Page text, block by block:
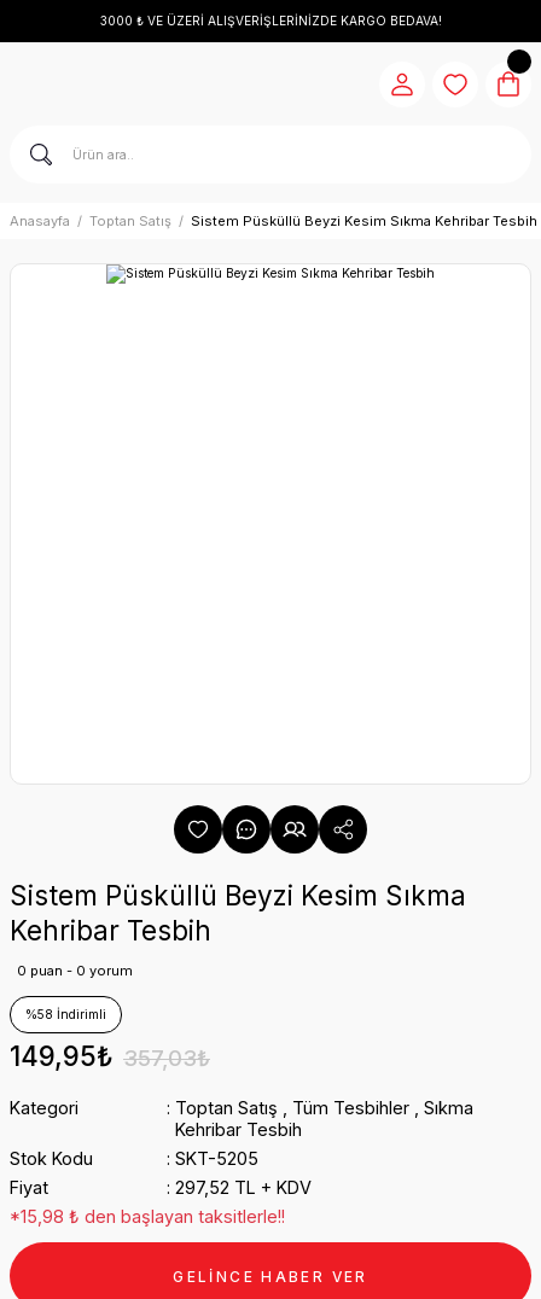
3000 ₺ VE ÜZERİ ALIŞVERİŞLERİNİZDE KARGO BEDAVA!
Anasayfa Toptan Satış Sistem Püsküllü Beyzi Kesim Sıkma Kehribar Tesbih
Sistem Püsküllü Beyzi Kesim Sıkma
Kehribar Tesbih
0 puan - 0 yorum
%58 İndirimli
149,95₺ 357,03₺
Kategori Toptan Satış Tüm Tesbihler
Sıkma
Kehribar Tesbih
Stok Kodu
SKT-5205
Fiyat
297,52 TL + KDV
*15,98 ₺ den başlayan taksitlerle!!
GELİNCE HABER VER